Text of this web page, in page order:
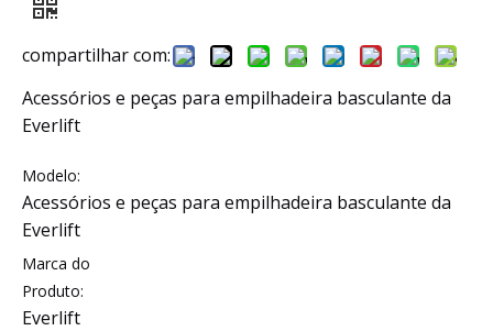
compartilhar com:
Acessórios e peças para empilhadeira basculante da
Everlift
Modelo:
Acessórios e peças para empilhadeira basculante da
Everlift
Marca do
Produto:
Everlift